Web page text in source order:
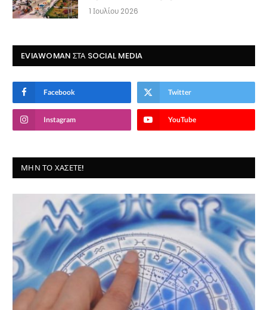
1 Ιουλίου 2026
EVIAWOMAN ΣΤΑ SOCIAL MEDIA
Facebook Twitter
Instagram YouTube
ΜΗΝ ΤΟ ΧΆΣΕΤΕ!